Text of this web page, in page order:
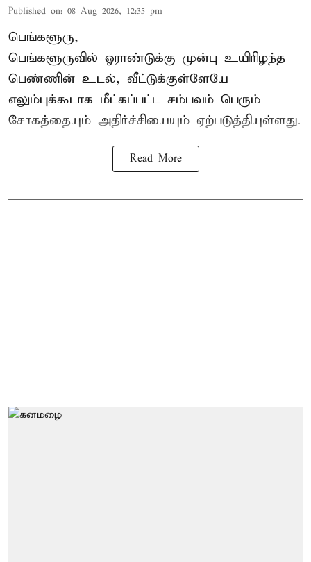
Published on: 08 Aug 2026, 12:35 pm
பெங்களூரு,
பெங்களூருவில் ஓராண்டுக்கு முன்பு உயிரிழந்த
பெண்ணின் உடல், வீட்டுக்குள்ளேயே
எலும்புக்கூடாக மீட்கப்பட்ட சம்பவம் பெரும்
சோகத்தையும் அதிர்ச்சியையும் ஏற்படுத்தியுள்ளது.
Read More